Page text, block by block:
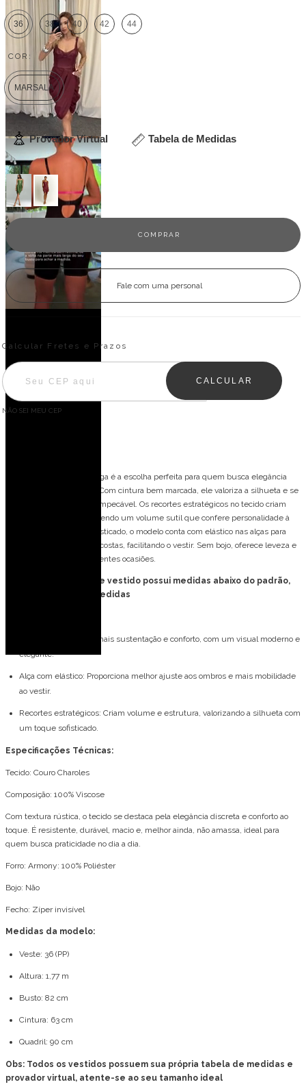
36 38 40 42 44
COR:
MARSALA
Provador Virtual Tabela de Medidas
Veja outras opções
Fale com uma personal
Entregas para o CEP:
Calcular Fretes e Prazos
CALCULAR
NÃO SEI MEU CEP
O vestido curto de alça larga é a escolha perfeita para quem busca elegância
com um toque moderno. Com cintura bem marcada, ele valoriza a silhueta e se
ajusta ao corpo de forma impecável. Os recortes estratégicos no tecido criam
uma estrutura única, trazendo um volume sutil que confere personalidade à
peça. Além do design sofisticado, o modelo conta com elástico nas alças para
mais conforto e zíper nas costas, facilitando o vestir. Sem bojo, oferece leveza e
liberdade, ideal para diferentes ocasiões.
FORMA PEQUENA: esse vestido possui medidas abaixo do padrão,
consulte tabela de medidas
Alça grossa: Garante mais sustentação e conforto, com um visual moderno e
elegante.
Alça com elástico: Proporciona melhor ajuste aos ombros e mais mobilidade
ao vestir.
Recortes estratégicos: Criam volume e estrutura, valorizando a silhueta com
um toque sofisticado.
Especificações Técnicas:
Tecido: Couro Charoles
Composição: 100% Viscose
Com textura rústica, o tecido se destaca pela elegância discreta e conforto ao
toque. É resistente, durável, macio e, melhor ainda, não amassa, ideal para
quem busca praticidade no dia a dia.
Forro: Armony: 100% Poliéster
Bojo: Não
Fecho: Zíper invisível
Medidas da modelo:
Veste: 36 (PP)
Altura: 1,77 m
Busto: 82 cm
Cintura: 63 cm
Quadril: 90 cm
Obs: Todos os vestidos possuem sua própria tabela de medidas e
provador virtual, atente-se ao seu tamanho ideal